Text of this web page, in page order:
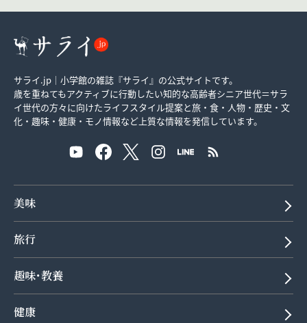
サライ.jp｜小学館の雑誌『サライ』の公式サイトです。
歳を重ねてもアクティブに行動したい知的な高齢者シニア世代＝サラ
イ世代の方々に向けたライフスタイル提案と旅・食・人物・歴史・文
化・趣味・健康・モノ情報など上質な情報を発信しています。
美味
旅行
趣味･教養
健康